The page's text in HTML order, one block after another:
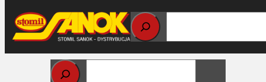
Przejdź
do
treści
Strona główna >